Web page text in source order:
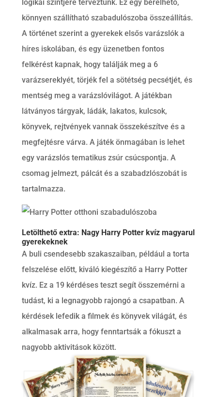
logikai szintjére terveztünk. Ez egy bérelhető,
könnyen szállítható szabadulószoba összeállítás.
A történet szerint a gyerekek elsős varázslók a
híres iskolában, és egy üzenetben fontos
felkérést kapnak, hogy találják meg a 6
varázsereklyét, törjék fel a sötétség pecsétjét, és
mentség meg a varázslóvilágot. A játékban
látványos tárgyak, ládák, lakatos, kulcsok,
könyvek, rejtvények vannak összekészítve és a
megfejtésre várva. A játék önmagában is lehet
egy varázslós tematikus zsúr csúcspontja. A
csomag jelmezt, pálcát és a szabadzlószobát is
tartalmazza.
Letölthető extra: Nagy Harry Potter kvíz magyarul
gyerekeknek
A buli csendesebb szakaszaiban, például a torta
felszelése előtt, kiváló kiegészítő a Harry Potter
kvíz. Ez a 19 kérdéses teszt segít összemérni a
tudást, ki a legnagyobb rajongó a csapatban. A
kérdések lefedik a filmek és könyvek világát, és
alkalmasak arra, hogy fenntartsák a fókuszt a
nagyobb aktivitások között.